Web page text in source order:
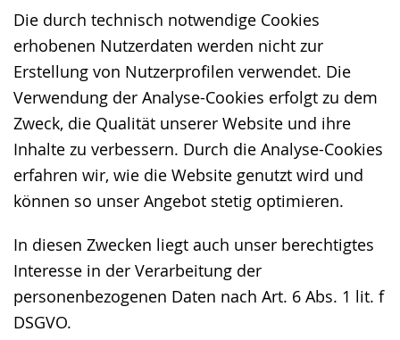
Die durch technisch notwendige Cookies
erhobenen Nutzerdaten werden nicht zur
Erstellung von Nutzerprofilen verwendet. Die
Verwendung der Analyse-Cookies erfolgt zu dem
Zweck, die Qualität unserer Website und ihre
Inhalte zu verbessern. Durch die Analyse-Cookies
erfahren wir, wie die Website genutzt wird und
können so unser Angebot stetig optimieren.
In diesen Zwecken liegt auch unser berechtigtes
Interesse in der Verarbeitung der
personenbezogenen Daten nach Art. 6 Abs. 1 lit. f
DSGVO.